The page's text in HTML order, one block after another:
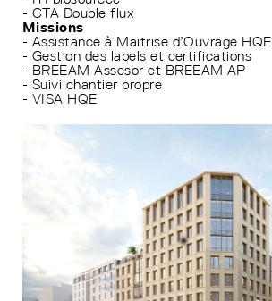
- CTA Double flux
Missions
- Assistance à Maitrise d’Ouvrage HQE
- Gestion des labels et certifications
- BREEAM Assesor et BREEAM AP
- Suivi chantier propre
- VISA HQE